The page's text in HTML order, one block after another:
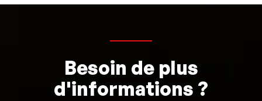
Besoin de plus
d'informations ?